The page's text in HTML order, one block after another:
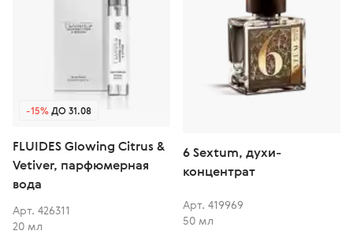
-15%ДО 31.08
FLUIDES Glowing Citrus &
Vetiver, парфюмерная
вода
Арт. 426311
20 мл
6 Sextum, духи-
концентрат
Арт. 419969
50 мл